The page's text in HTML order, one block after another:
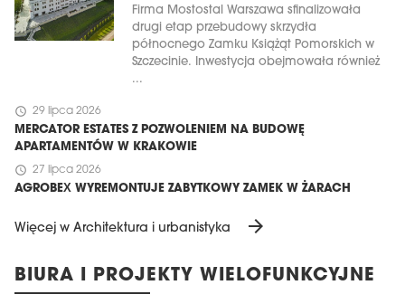
Firma Mostostal Warszawa sfinalizowała
drugi etap przebudowy skrzydła
północnego Zamku Książąt Pomorskich w
Szczecinie. Inwestycja obejmowała również
...
schedule 29 lipca 2026
MERCATOR ESTATES Z POZWOLENIEM NA BUDOWĘ
APARTAMENTÓW W KRAKOWIE
schedule 27 lipca 2026
AGROBEX WYREMONTUJE ZABYTKOWY ZAMEK W ŻARACH
Więcej w Architektura i urbanistyka arrow_forward
BIURA I PROJEKTY WIELOFUNKCYJNE